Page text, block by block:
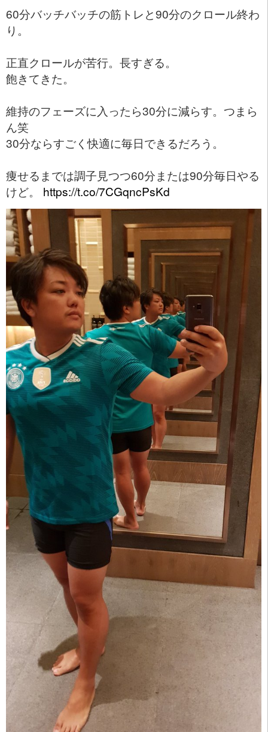
60分バッチバッチの筋トレと90分のクロール終わ
り。
正直クロールが苦行。長すぎる。
飽きてきた。
維持のフェーズに入ったら30分に減らす。つまら
ん笑
30分ならすごく快適に毎日できるだろう。
痩せるまでは調子見つつ60分または90分毎日やる
けど。 https://t.co/7CGqncPsKd